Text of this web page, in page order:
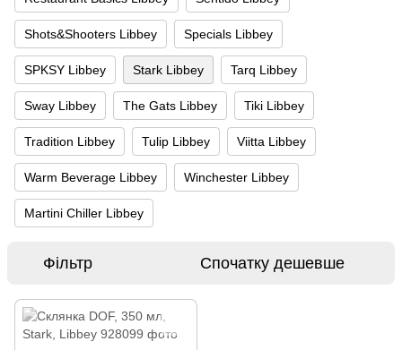
Shots&Shooters Libbey Specials Libbey
SPKSY Libbey Stark Libbey Tarq Libbey
Sway Libbey The Gats Libbey Tiki Libbey
Tradition Libbey Tulip Libbey Viitta Libbey
Warm Beverage Libbey Winchester Libbey
Martini Chiller Libbey
Фільтр Спочатку дешевше